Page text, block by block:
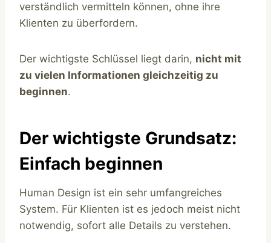
verständlich vermitteln können, ohne ihre
Klienten zu überfordern.
Der wichtigste Schlüssel liegt darin, nicht mit
zu vielen Informationen gleichzeitig zu
beginnen.
Der wichtigste Grundsatz:
Einfach beginnen
Human Design ist ein sehr umfangreiches
System. Für Klienten ist es jedoch meist nicht
notwendig, sofort alle Details zu verstehen.